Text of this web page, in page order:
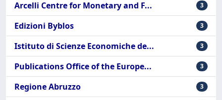
Arcelli Centre for Monetary and F... 3
Edizioni Byblos 3
Istituto di Scienze Economiche de... 3
Publications Office of the Europe... 3
Regione Abruzzo 3